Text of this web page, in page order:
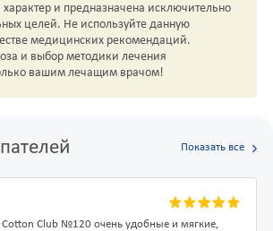
и предназначена исключительно
целей. Не используйте данную
медицинских рекомендаций.
и выбор методики лечения
вашим лечащим врачом!
Показать все
Club №120 очень удобные и мягкие,